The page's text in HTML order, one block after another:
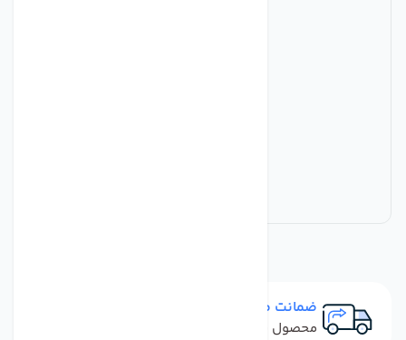
ضمانت مرجوعی
محصول نباید آسیب دیده باشد